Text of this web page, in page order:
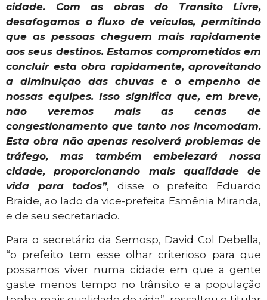
cidade. Com as obras do Transito Livre,
desafogamos o fluxo de veículos, permitindo
que as pessoas cheguem mais rapidamente
aos seus destinos. Estamos comprometidos em
concluir esta obra rapidamente, aproveitando
a diminuição das chuvas e o empenho de
nossas equipes. Isso significa que, em breve,
não veremos mais as cenas de
congestionamento que tanto nos incomodam.
Esta obra não apenas resolverá problemas de
tráfego, mas também embelezará nossa
cidade, proporcionando mais qualidade de
vida para todos”, disse o prefeito Eduardo
Braide, ao lado da vice-prefeita Esmênia Miranda,
e de seu secretariado.
Para o secretário da Semosp, David Col Debella,
“o prefeito tem esse olhar criterioso para que
possamos viver numa cidade em que a gente
gaste menos tempo no trânsito e a população